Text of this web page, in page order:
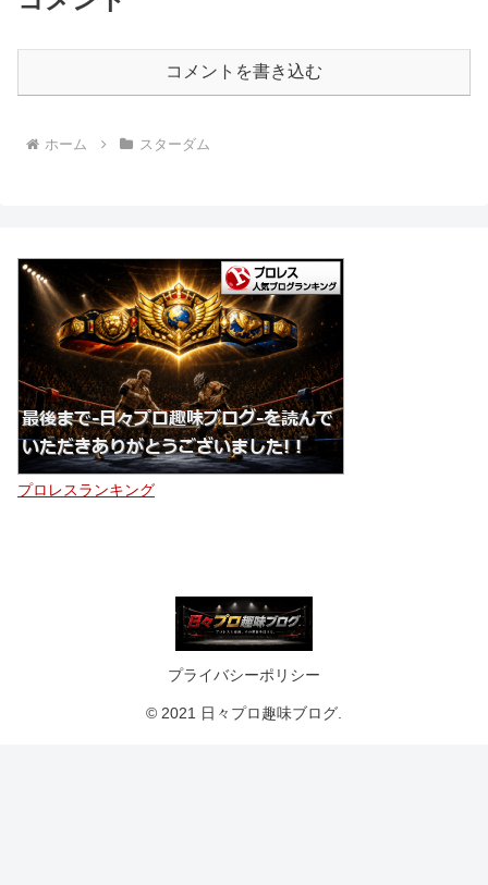
コメントを書き込む
ホーム スターダム
プロレスランキング
プライバシーポリシー
© 2021 日々プロ趣味ブログ.